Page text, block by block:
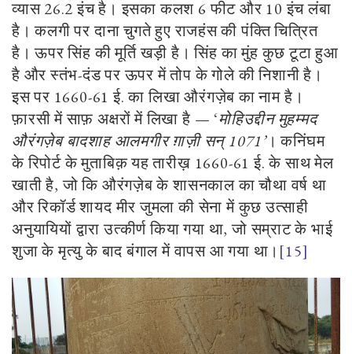
व्यास26.2इंच है। इसका कलश 6 फीट और 10 इंच लंबा
है। कलगी पर दाना चुगते हुए राजहंस की पंक्ति चित्रित
है। ऊपर सिंह की मूर्ति खड़ी है। सिंह का मुंह कुछ टूटा हुआ
है और स्तंभ-दंड पर ऊपर में तोप के गोले की निशानी है।
इस पर 1660-61 ई. का लिखा औरंगज़ेब का नाम है।
फ़ारसी में साफ़ अक्षरों में लिखा है — ‘मोहिउद्दीन मुहम्मद
औरंगज़ेब बादशाह आलमगीर ग़ाज़ी सन्1071’। कनिंघम
के रिपोर्ट के मुताबिक़ यह तारीख़ 1660-61 ई. के साथ मेल
खाती है,जो कि औरंगज़ेब के शासनकाल का चौथा वर्ष था
और रिकॉर्ड शायद मीर जुमला की सेना में कुछ उत्साही
अनुयायियों द्वारा उत्कीर्ण किया गया था,जो सम्राट के भाई
शुजा के मृत्यु के बाद बंगाल में वापस आ गया था। [15]